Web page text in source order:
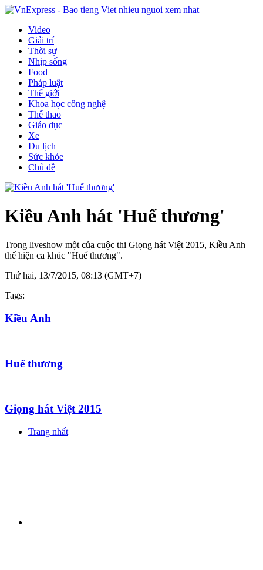
Video
Giải trí
Thời sự
Nhịp sống
Food
Pháp luật
Thế giới
Khoa học công nghệ
Thể thao
Giáo dục
Xe
Du lịch
Sức khỏe
Chủ đề
Kiều Anh hát 'Huế thương'
Trong liveshow một của cuộc thi Giọng hát Việt 2015, Kiều Anh
thể hiện ca khúc "Huế thương".
Thứ hai, 13/7/2015, 08:13 (GMT+7)
Tags:
Kiều Anh
Huế thương
Giọng hát Việt 2015
Trang nhất